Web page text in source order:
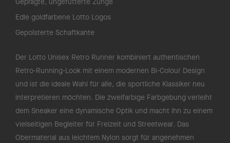
Edle goldfarbene Lotto Logos
Gepolsterte Schaftkante
Der Lotto Unisex Retro Runner kombiniert authentischen
Retro-Running-Look mit einem modernen Bi-Colour Design
und ist die ideale Wahl für alle, die sportliche Klassiker neu
interpretieren möchten. Die zweifarbige Farbgebung verleiht
dem Sneaker eine dynamische Optik und macht ihn zu einem
vielseitigen Begleiter für Freizeit und Streetwear. Das
Obermaterial aus leichtem Nylon sorgt für angenehmen